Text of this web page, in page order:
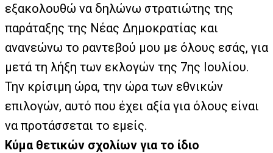
εξακολουθώ να δηλώνω στρατιώτης της
παράταξης της Νέας Δημοκρατίας και
ανανεώνω το ραντεβού μου με όλους εσάς, για
μετά τη λήξη των εκλογών της 7ης Ιουλίου.
Την κρίσιμη ώρα, την ώρα των εθνικών
επιλογών, αυτό που έχει αξία για όλους είναι
να προτάσσεται το εμείς.
Κύμα θετικών σχολίων για το ίδιο